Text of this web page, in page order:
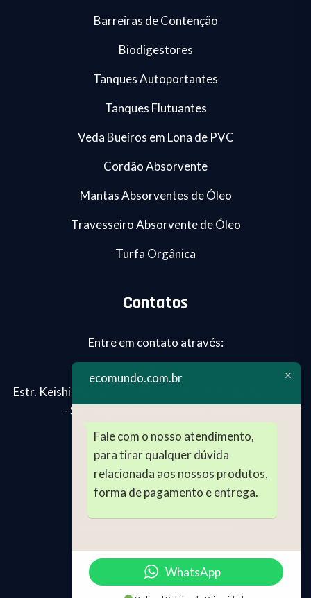
Barreiras de Contenção
Biodigestores
Tanques Autoportantes
Tanques Flutuantes
Veda Bueiros em Lona de PVC
Cordão Absorvente
Mantas Absorventes de Óleo
Travesseiro Absorvente de Óleo
Turfa Orgânica
Contatos
Entre em contato através:
Estr. Keishi Matsumoto, 462 - Jd.Tomé, Embu das Artes
- SP - Segunda-Sexta 8:00h - 18:00h
(11) 99024-2696
(11) 4241-4129
ecomundo.com.br
Fale com o nosso atendimento,
para tirar qualquer dúvida
relacionada aos nossos produtos,
forma de pagamento e entrega.
WhatsApp